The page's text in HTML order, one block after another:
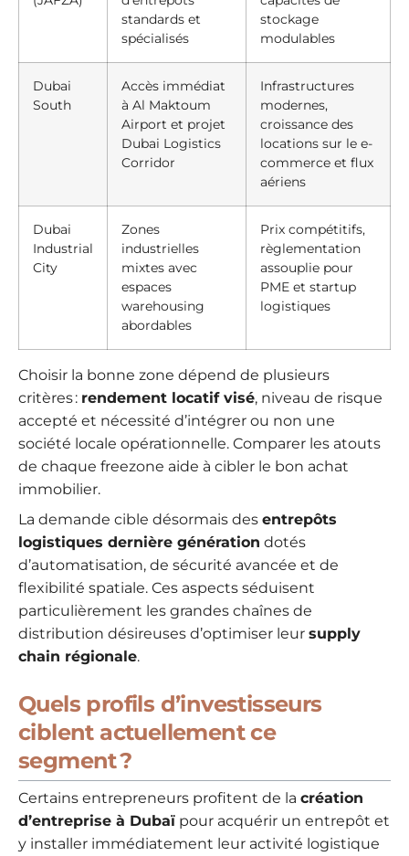
standards et
spécialisés
stockage
modulables
Dubai
South
Accès immédiat
à Al Maktoum
Airport et projet
Dubai Logistics
Corridor
Infrastructures
modernes,
croissance des
locations sur le e-
commerce et flux
aériens
Dubai
Industrial
City
Zones
industrielles
mixtes avec
espaces
warehousing
abordables
Prix compétitifs,
règlementation
assouplie pour
PME et startup
logistiques
Choisir la bonne zone dépend de plusieurs
critères : rendement locatif visé, niveau de risque
accepté et nécessité d’intégrer ou non une
société locale opérationnelle. Comparer les atouts
de chaque freezone aide à cibler le bon achat
immobilier.
La demande cible désormais des entrepôts
logistiques dernière génération dotés
d’automatisation, de sécurité avancée et de
flexibilité spatiale. Ces aspects séduisent
particulièrement les grandes chaînes de
distribution désireuses d’optimiser leur supply
chain régionale.
Quels profils d’investisseurs
ciblent actuellement ce
segment ?
Certains entrepreneurs profitent de la création
d’entreprise à Dubaï pour acquérir un entrepôt et
y installer immédiatement leur activité logistique